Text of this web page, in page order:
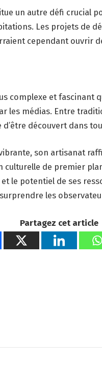
un autre défi crucial
Les projets de
cependant ouvrir
complexe et fascinant
les médias. Entre
découvert dans
son artisanat
de premier
le potentiel de ses
les
Partagez cet article